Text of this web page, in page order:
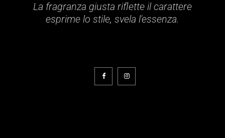
La fragranza giusta riflette il carattere
esprime lo stile, svela l'essenza.